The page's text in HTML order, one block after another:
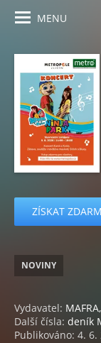
MENU
ZÍSKAT
NOVINY
Vydavatel:
Další čísla: deník
Publikováno: 4. 6.